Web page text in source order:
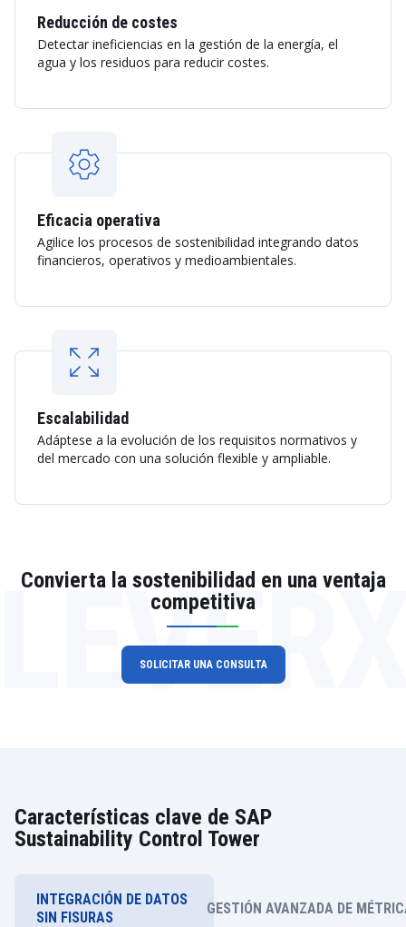
Reducción de costes
Detectar ineficiencias en la gestión de la energía, el
agua y los residuos para reducir costes.
Eficacia operativa
Agilice los procesos de sostenibilidad integrando datos
financieros, operativos y medioambientales.
Escalabilidad
Adáptese a la evolución de los requisitos normativos y
del mercado con una solución flexible y ampliable.
Convierta la sostenibilidad en una ventaja
competitiva
SOLICITAR UNA CONSULTA
Características clave de SAP
Sustainability Control Tower
INTEGRACIÓN DE DATOS
SIN FISURAS
GESTIÓN AVANZADA DE